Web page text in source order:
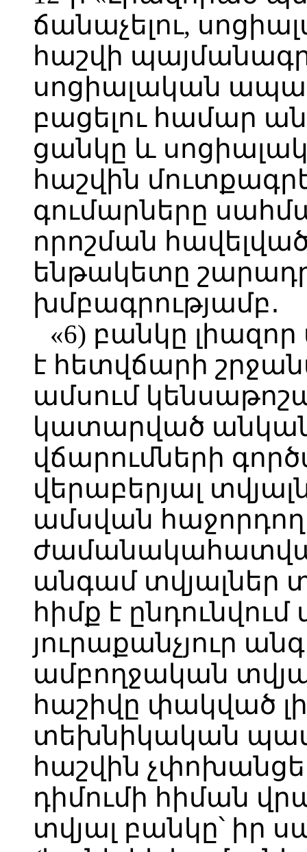
ճանաչելու,
հաշվի
սոցիալական
բացելու համար
ցանկը և
հաշվին
գումարները
որոշման
ենթակետը
խմբագրությամբ․
«6) բանկը
է հետվճարի
ամսում
կատարված
վճարումների
վերաբերյալ
ամսվան հաջորդող
անգամ տվյալներ
հիմք է ընդունվում
յուրաքանչյուր
ամբողջական
հաշիվը փակված
տեխնիկական
հաշվին
դիմումի հիման
տվյալ բանկը՝ իր